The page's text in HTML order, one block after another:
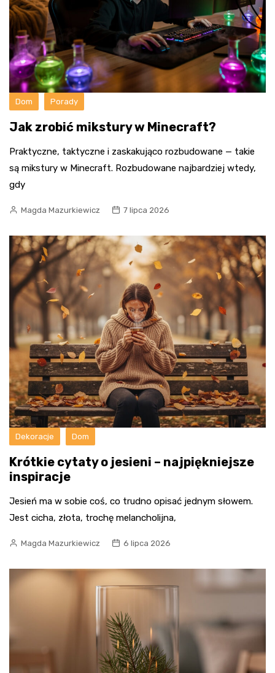
Dom Porady
Jak zrobić mikstury w Minecraft?
Praktyczne, taktyczne i zaskakująco rozbudowane — takie
są mikstury w Minecraft. Rozbudowane najbardziej wtedy,
gdy
Magda Mazurkiewicz 7 lipca 2026
Dekoracje Dom
Krótkie cytaty o jesieni – najpiękniejsze
inspiracje
Jesień ma w sobie coś, co trudno opisać jednym słowem.
Jest cicha, złota, trochę melancholijna,
Magda Mazurkiewicz 6 lipca 2026